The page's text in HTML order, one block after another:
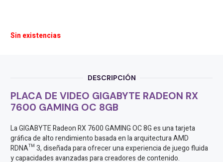
Sin existencias
DESCRIPCIÓN
PLACA DE VIDEO GIGABYTE RADEON RX
7600 GAMING OC 8GB
La GIGABYTE Radeon RX 7600 GAMING OC 8G es una tarjeta
gráfica de alto rendimiento basada en la arquitectura AMD
RDNA™ 3, diseñada para ofrecer una experiencia de juego fluida
y capacidades avanzadas para creadores de contenido.